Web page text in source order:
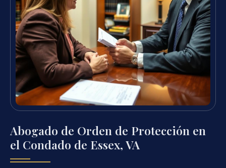
Abogado de Orden de Protección en
el Condado de Essex, VA